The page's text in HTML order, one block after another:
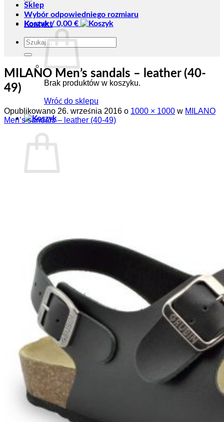
Koszyk / 0,00 €
Brak produktów w koszyku.
Wróć do sklepu
Sklep
Wybór odpowiedniego rozmiaru
Kontakt
Szukaj:
MILANO Men’s sandals – leather (40-
49)
Opublikowano 26. września 2016 o 1000 × 1000 w MILANO
Men’s sandals – leather (40-49)